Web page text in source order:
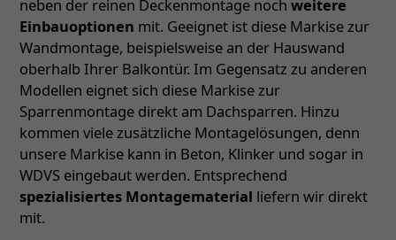
neben der reinen Deckenmontage noch weitere
Einbauoptionen mit. Geeignet ist diese Markise zur
Wandmontage, beispielsweise an der Hauswand
oberhalb Ihrer Balkontür. Im Gegensatz zu anderen
Modellen eignet sich diese Markise zur
Sparrenmontage direkt am Dachsparren. Hinzu
kommen viele zusätzliche Montagelösungen, denn
unsere Markise kann in Beton, Klinker und sogar in
WDVS eingebaut werden. Entsprechend
spezialisiertes Montagematerial liefern wir direkt
mit.